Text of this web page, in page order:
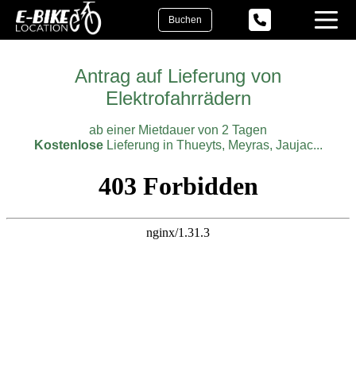
Buchen
Antrag auf Lieferung von
Elektrofahrrädern
ab einer Mietdauer von 2 Tagen
KostenloseLieferung in Thueyts, Meyras, Jaujac...